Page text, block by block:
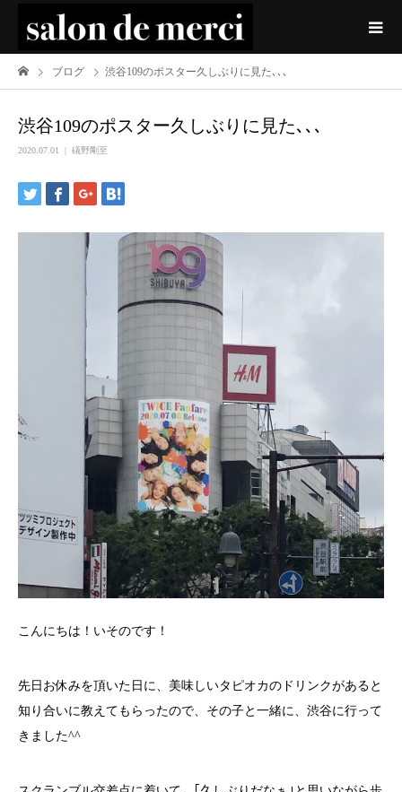
ブログ 渋谷109のポスター久しぶりに見た､､､
渋谷109のポスター久しぶりに見た､､､
2020.07.01 礒野剛至
こんにちは！いそのです！
先日お休みを頂いた日に、美味しいタピオカのドリンクがあると
知り合いに教えてもらったので、その子と一緒に、渋谷に行って
きました^^